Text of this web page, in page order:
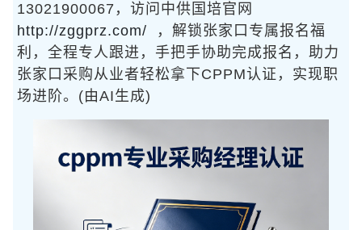
13021900067，访问中供国培官网
http://zggprz.com/ ，解锁张家口专属报名福
利，全程专人跟进，手把手协助完成报名，助力
张家口采购从业者轻松拿下CPPM认证，实现职
场进阶。(由AI生成)